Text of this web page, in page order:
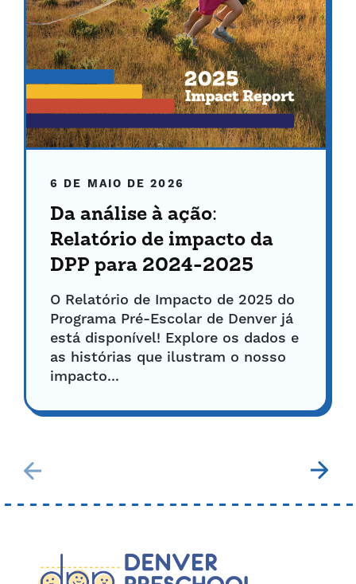
6 DE MAIO DE 2026
Da análise à ação:
Relatório de impacto da
DPP para 2024-2025
O Relatório de Impacto de 2025 do
Programa Pré-Escolar de Denver já
está disponível! Explore os dados e
as histórias que ilustram o nosso
impacto...